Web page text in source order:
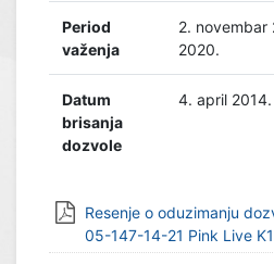
Period
važenja
2.
2020.
Datum
brisanja
dozvole
4. april 2014.
Resenje o oduzimanju
05-147-14-21 Pink Live